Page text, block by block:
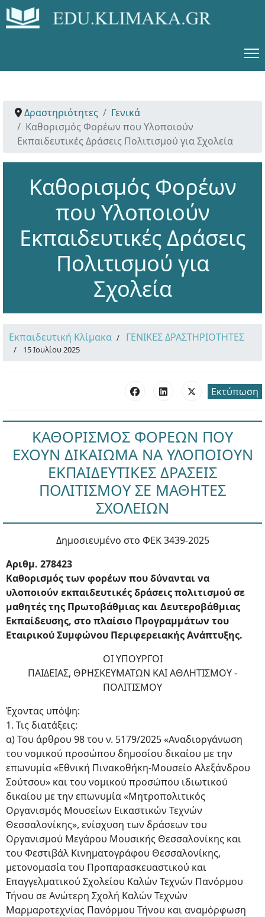
Δραστηριότητες
Γενικά
Καθορισμός Φορέων που Υλοποιούν
Εκπαιδευτικές Δράσεις Πολιτισμού για Σχολεία
Καθορισμός Φορέων
που Υλοποιούν
Εκπαιδευτικές Δράσεις
Πολιτισμού για
Σχολεία
Εκπαιδευτική Κλίμακα ΓΕΝΙΚΕΣ ΔΡΑΣΤΗΡΙΟΤΗΤΕΣ
15 Ιουλίου 2025
Εκτύπωση
ΚΑΘΟΡΙΣΜΟΣ ΦΟΡΕΩΝ ΠΟΥ
ΕΧΟΥΝ ΔΙΚΑΙΩΜΑ ΝΑ ΥΛΟΠΟΙΟΥΝ
ΕΚΠΑΙΔΕΥΤΙΚΕΣ ΔΡΑΣΕΙΣ
ΠΟΛΙΤΙΣΜΟΥ ΣΕ ΜΑΘΗΤΕΣ
ΣΧΟΛΕΙΩΝ
Δημοσιευμένο στο ΦΕΚ 3439-2025
Αριθμ. 278423
Καθορισμός των φορέων που δύνανται να
υλοποιούν εκπαιδευτικές δράσεις πολιτισμού σε
μαθητές της Πρωτοβάθμιας και Δευτεροβάθμιας
Εκπαίδευσης, στο πλαίσιο Προγραμμάτων του
Εταιρικού Συμφώνου Περιφερειακής Ανάπτυξης.
ΟΙ ΥΠΟΥΡΓΟΙ
ΠΑΙΔΕΙΑΣ, ΘΡΗΣΚΕΥΜΑΤΩΝ ΚΑΙ ΑΘΛΗΤΙΣΜΟΥ -
ΠΟΛΙΤΙΣΜΟΥ
Έχοντας υπόψη:
1. Τις διατάξεις:
α) Του άρθρου 98 του ν. 5179/2025 «Αναδιοργάνωση
του νομικού προσώπου δημοσίου δικαίου με την
επωνυμία «Εθνική Πινακοθήκη-Μουσείο Αλεξάνδρου
Σούτσου» και του νομικού προσώπου ιδιωτικού
δικαίου με την επωνυμία «Μητροπολιτικός
Οργανισμός Μουσείων Εικαστικών Τεχνών
Θεσσαλονίκης», ενίσχυση των δράσεων του
Οργανισμού Μεγάρου Μουσικής Θεσσαλονίκης και
του Φεστιβάλ Κινηματογράφου Θεσσαλονίκης,
μετονομασία του Προπαρασκευαστικού και
Επαγγελματικού Σχολείου Καλών Τεχνών Πανόρμου
Τήνου σε Ανώτερη Σχολή Καλών Τεχνών
Μαρμαροτεχνίας Πανόρμου Τήνου και αναμόρφωση